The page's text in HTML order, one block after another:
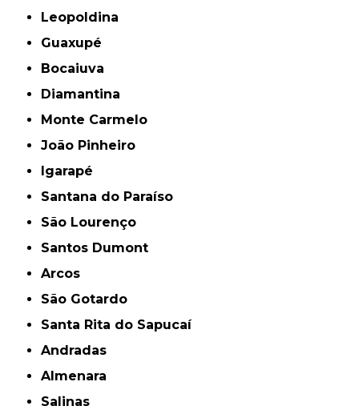
Leopoldina
Guaxupé
Bocaiuva
Diamantina
Monte Carmelo
João Pinheiro
Igarapé
Santana do Paraíso
São Lourenço
Santos Dumont
Arcos
São Gotardo
Santa Rita do Sapucaí
Andradas
Almenara
Salinas